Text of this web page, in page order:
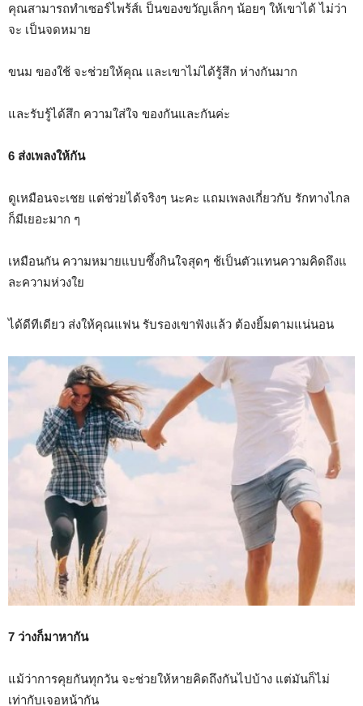
คุณสามารถทำเซอร์ไพร้ส์เ ป็นของขวัญเล็กๆ น้อยๆ ให้เขาได้ ไม่ว่า
จะ เป็นจดหมาย
ขนม ของใช้ จะช่วยให้คุณ และเขาไม่ได้รู้สึก ห่างกันมาก
และรับรู้ได้สึก ความใส่ใจ ของกันและกันค่ะ
6 ส่งเพลงให้กัน
ดูเหมือนจะเชย แต่ช่วยได้จริงๆ นะคะ แถมเพลงเกี่ยวกับ รักทางไกล
ก็มีเยอะมาก ๆ
เหมือนกัน ความหมายแบบซึ้งกินใจสุดๆ ช้เป็นตัวแทนความคิดถึงแ
ละความห่วงใย
ได้ดีทีเดียว ส่งให้คุณแฟน รับรองเขาฟังแล้ว ต้องยิ้มตามแน่นอน
7 ว่างก็มาหากัน
แม้ว่าการคุยกันทุกวัน จะช่วยให้หายคิดถึงกันไปบ้าง แต่มันก็ไม่
เท่ากับเจอหน้ากัน